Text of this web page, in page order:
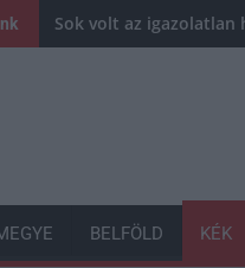
Sok volt az igazolatlan
BELFÖLD KÉK